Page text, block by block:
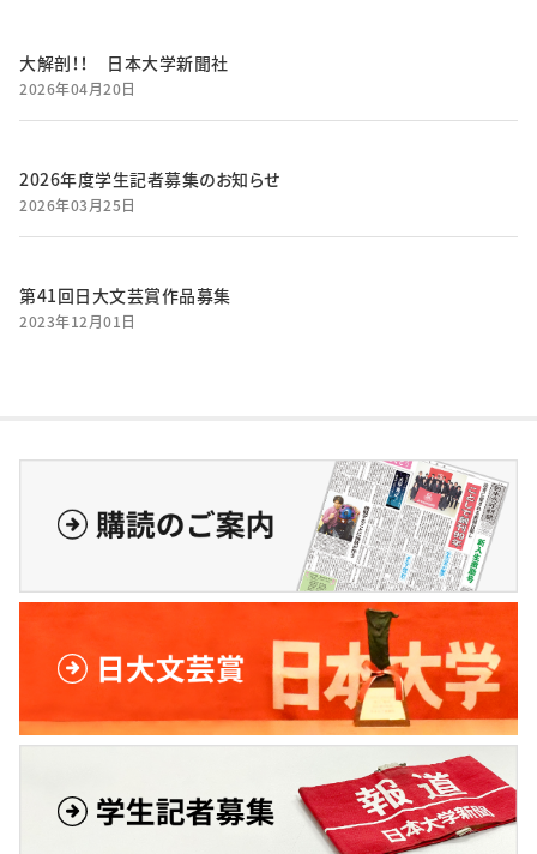
大解剖！！ 日本大学新聞社
2026年04月20日
2026年度学生記者募集のお知らせ
2026年03月25日
第41回日大文芸賞作品募集
2023年12月01日